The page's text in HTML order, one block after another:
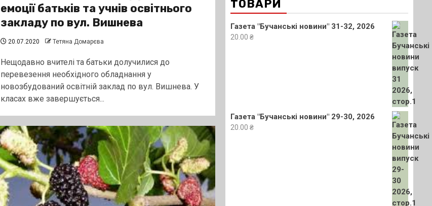
емоції батьків та учнів освітнього
закладу по вул. Вишнева
20.07.2020 Тетяна Домарєва
Нещодавно вчителі та батьки долучилися до
перевезення необхідного обладнання у
новозбудований освітній заклад по вул. Вишнева. У
класах вже завершується...
ТОВАРИ
Газета "Бучанські новини" 31-32, 2026
20.00 ₴
Газета "Бучанські новини" 29-30, 2026
20.00 ₴